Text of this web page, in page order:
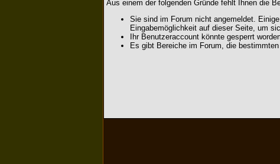
Aus einem der folgenden Gründe fehlt Ihnen die
Sie sind im Forum nicht angemeldet.
Eingabemöglichkeit auf dieser Seite, um
Ihr Benutzeraccount könnte gesperrt
Es gibt Bereiche im Forum, die